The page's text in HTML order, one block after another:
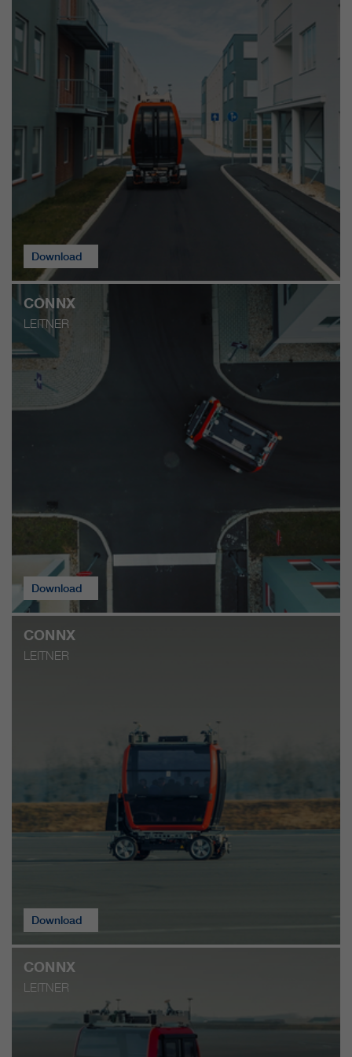
Download
CONNX
LEITNER
Download
CONNX
LEITNER
Download
CONNX
LEITNER
informazioni vengono trasmesse
anche ai nostri clienti / partner.